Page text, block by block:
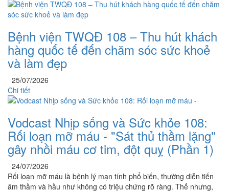
Bệnh viện TWQĐ 108 – Thu hút khách
hàng quốc tế đến chăm sóc sức khoẻ
và làm đẹp
25/07/2026
Chi tiết
Vodcast Nhịp sống và Sức khỏe 108:
Rối loạn mỡ máu - "Sát thủ thầm lặng"
gây nhồi máu cơ tim, đột quỵ (Phần 1)
24/07/2026
Rối loạn mỡ máu là bệnh lý mạn tính phổ biến, thường diễn tiến
âm thầm và hầu như không có triệu chứng rõ ràng. Thế nhưng,